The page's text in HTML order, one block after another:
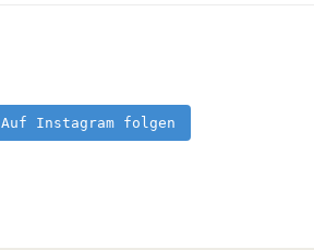
Auf Instagram folgen